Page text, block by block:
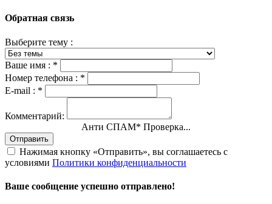
Обратная связь
Выберите тему :
Ваше имя : *
Номер телефона : *
E-mail : *
Комментарий:
Анти СПАМ* Проверка...
Отправить
Нажимая кнопку «Отправить», вы соглашаетесь с
условиями Политики конфиденциальности
Ваше сообщение успешно отправлено!